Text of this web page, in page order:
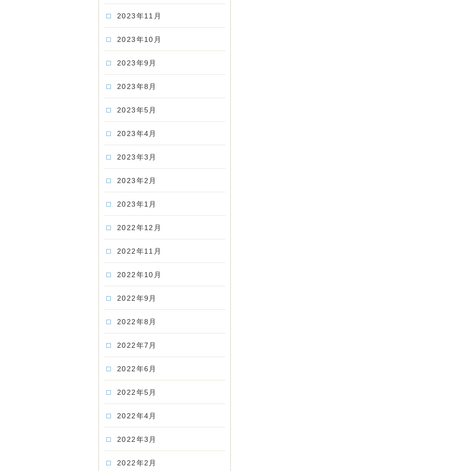
2023年11月
2023年10月
2023年9月
2023年8月
2023年5月
2023年4月
2023年3月
2023年2月
2023年1月
2022年12月
2022年11月
2022年10月
2022年9月
2022年8月
2022年7月
2022年6月
2022年5月
2022年4月
2022年3月
2022年2月